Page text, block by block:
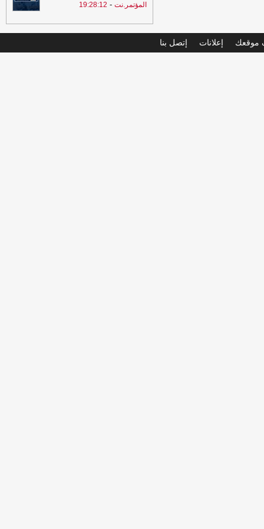
المؤتمر.نت -
19:28:12
موقعك إعلانات إتصل بنا